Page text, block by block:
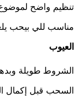
تنظيم واضح
مناسب للي بيحب
العيوب
الشروط طويلة
السحب قبل إكمال